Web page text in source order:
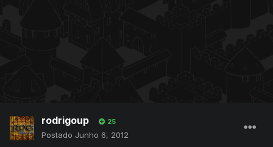
rodrigoup 25
Postado Junho 6, 2012